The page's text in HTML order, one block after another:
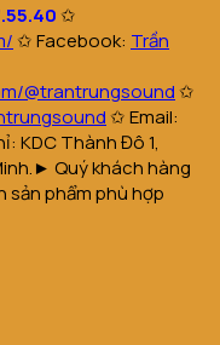
✩
✩Facebook: Trần
@trantrungsound✩
✩Email:
KDC Thành Đô 1,
► Quý khách hàng
sản phẩm phù hợp